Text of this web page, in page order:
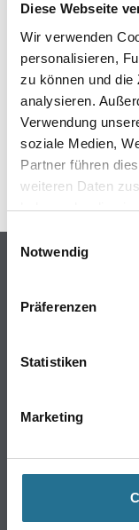
Diese Webseite
Wir verwenden
personalisieren,
zu können und die
analysieren.
Verwendung
soziale Medien,
Partner führen
weiteren Daten
haben oder die
Einwilligungsauswahl
Notwendig
Präferenzen
Statistiken
Marketing
IST
Keine Sorge,
werden das
Erkunden Sie in
und
Online-Shop
Putze- und
Wand- & Deckenbeläge
Späth Knoll